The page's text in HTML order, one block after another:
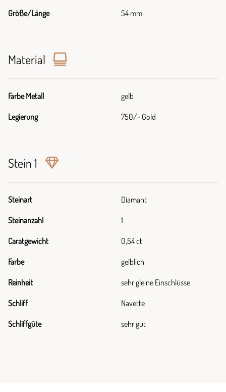
Größe/Länge 54 mm
Material
Farbe Metall gelb
Legierung 750/- Gold
Stein 1
Steinart Diamant
Steinanzahl 1
Caratgewicht 0,54 ct
Farbe gelblich
Reinheit sehr gleine Einschlüsse
Schliff Navette
Schliffgüte sehr gut